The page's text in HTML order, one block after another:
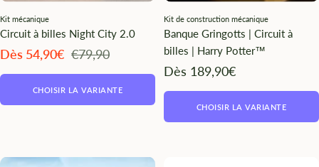
Kit mécanique
Circuit à billes Night City 2.0
Angebotspreis
Dès 54,90€ Regulärer
€79,90
CHOISIR LA VARIANTE
Kit de construction mécanique
Banque Gringotts | Circuit à
billes | Harry Potter™
Angebotspreis
Dès 189,90€
CHOISIR LA VARIANTE